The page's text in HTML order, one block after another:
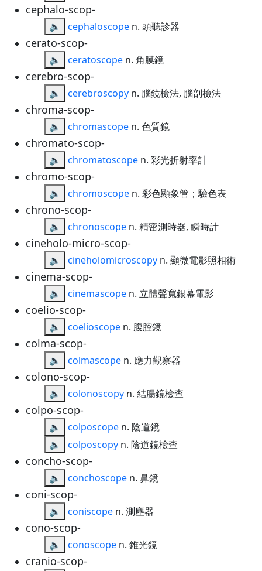
cephalo-scop-
🔈 cephaloscope n. 頭聽診器
cerato-scop-
🔈 ceratoscope n. 角膜鏡
cerebro-scop-
🔈 cerebroscopy n. 腦鏡檢法, 腦剖檢法
chroma-scop-
🔈 chromascope n. 色質鏡
chromato-scop-
🔈 chromatoscope n. 彩光折射率計
chromo-scop-
🔈 chromoscope n. 彩色顯象管；驗色表
chrono-scop-
🔈 chronoscope n. 精密測時器, 瞬時計
cineholo-micro-scop-
🔈 cineholomicroscopy n. 顯微電影照相術
cinema-scop-
🔈 cinemascope n. 立體聲寬銀幕電影
coelio-scop-
🔈 coelioscope n. 腹腔鏡
colma-scop-
🔈 colmascope n. 應力觀察器
colono-scop-
🔈 colonoscopy n. 結腸鏡檢查
colpo-scop-
🔈 colposcope n. 陰道鏡
🔈
colposcopy n. 陰道鏡檢查
concho-scop-
🔈 conchoscope n. 鼻鏡
coni-scop-
🔈 coniscope n. 測塵器
cono-scop-
🔈 conoscope n. 錐光鏡
cranio-scop-